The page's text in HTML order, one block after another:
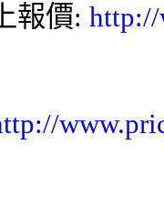
報價: http://